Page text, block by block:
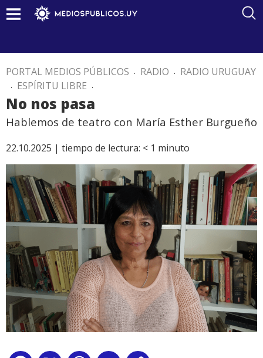
PORTAL MEDIOS PÚBLICOS . RADIO . RADIO URUGUAY
. ESPÍRITU LIBRE .
No nos pasa
Hablemos de teatro con María Esther Burgueño
22.10.2025 | tiempo de lectura: < 1 minuto